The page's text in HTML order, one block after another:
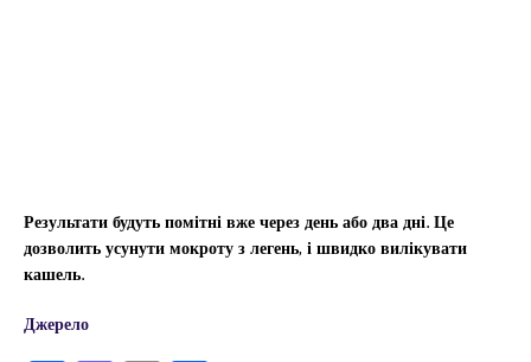
Результати будуть помітні вже через день або два дні. Це
дозволить усунути мокроту з легень, і швидко вилікувати
кашель.
Джерело